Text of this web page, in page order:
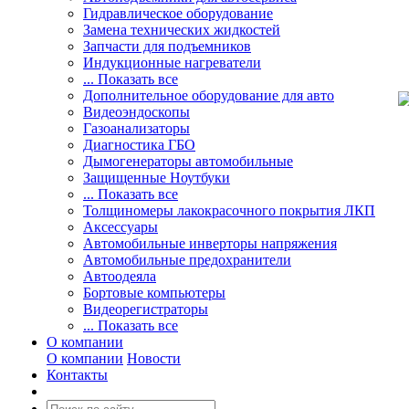
Гидравлическое оборудование
Замена технических жидкостей
Запчасти для подъемников
Индукционные нагреватели
... Показать все
Дополнительное оборудование для авто
Видеоэндоскопы
Газоанализаторы
Диагностика ГБО
Дымогенераторы автомобильные
Защищенные Ноутбуки
... Показать все
Толщиномеры лакокрасочного покрытия ЛКП
Аксессуары
Автомобильные инверторы напряжения
Автомобильные предохранители
Автоодеяла
Бортовые компьютеры
Видеорегистраторы
... Показать все
О компании
О компании Новости
Контакты